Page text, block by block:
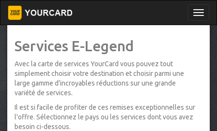
Services E-Legend
Avec la carte de services YourCard vous pouvez tout
simplement choisir votre destination et choisir parmi une
large gamme d’incroyables réductions sur une grande
variété de services.
Il est si facile de profiter de ces remises exceptionnelles sur
l'offre. Sélectionnez le pays ou les services dont vous avez
besoin ci-dessous.